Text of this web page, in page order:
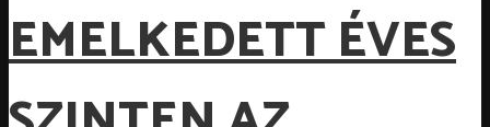
EMELKEDETT ÉVES